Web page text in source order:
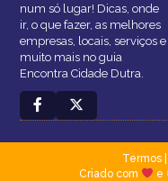
num só lugar! Dicas, onde
ir, o que fazer, as melhores
empresas, locais, serviços e
muito mais no guia
Encontra Cidade Dutra.
Termos|
Criado com
e